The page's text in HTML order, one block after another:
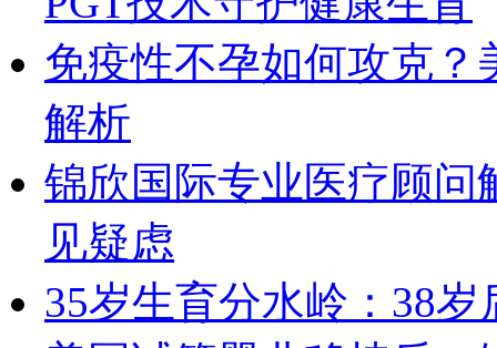
免疫性不孕如何攻克？
解析
锦欣国际专业医疗顾问
见疑虑
35岁生育分水岭：38